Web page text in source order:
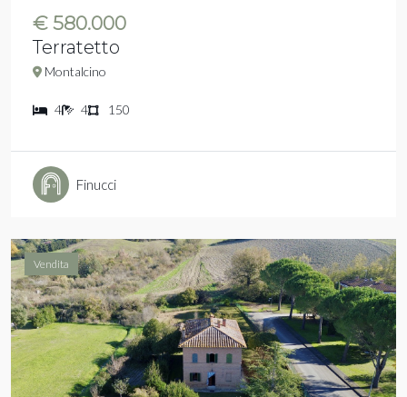
€ 580.000
Terratetto
Montalcino
4 4 150
Finucci
Vendita